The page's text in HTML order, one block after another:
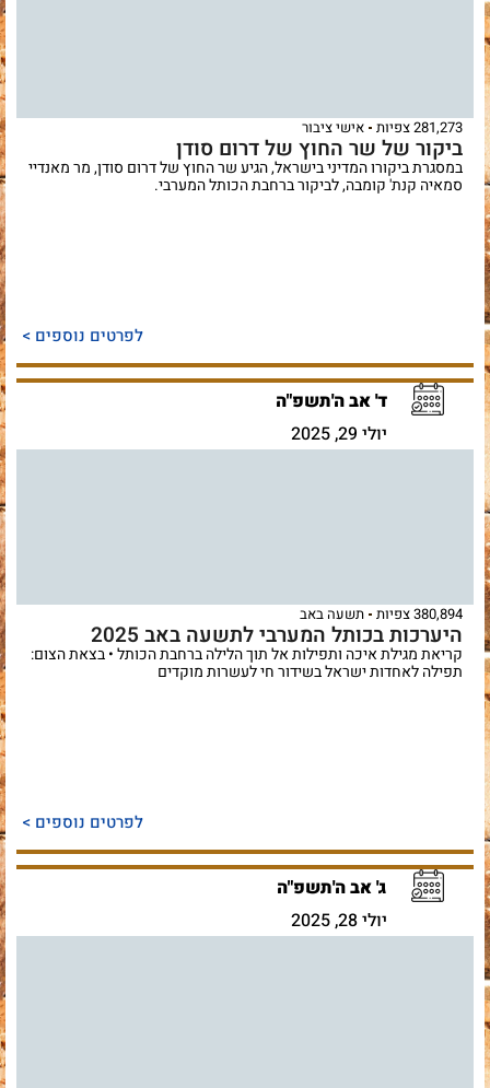
281,273 צפיות אישי ציבור
ביקור של שר החוץ של דרום סודן
במסגרת ביקורו המדיני בישראל, הגיע שר החוץ של דרום סודן, מר מאנדיי
סמאיה קנת' קומבה, לביקור ברחבת הכותל המערבי.
לפרטים נוספים >
ד' אב ה'תשפ"ה
יולי 29, 2025
380,894 צפיות תשעה באב
היערכות בכותל המערבי לתשעה באב 2025
קריאת מגילת איכה ותפילות אל תוך הלילה ברחבת הכותל • בצאת הצום:
תפילה לאחדות ישראל בשידור חי לעשרות מוקדים
לפרטים נוספים >
ג' אב ה'תשפ"ה
יולי 28, 2025